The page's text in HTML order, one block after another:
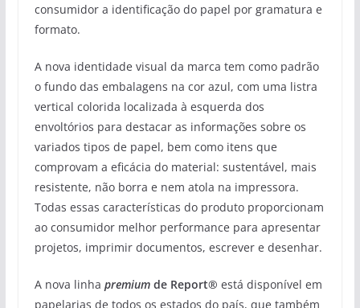
consumidor a identificação do papel por gramatura e
formato.
A nova identidade visual da marca tem como padrão
o fundo das embalagens na cor azul, com uma listra
vertical colorida localizada à esquerda dos
envoltórios para destacar as informações sobre os
variados tipos de papel, bem como itens que
comprovam a eficácia do material: sustentável, mais
resistente, não borra e nem atola na impressora.
Todas essas características do produto proporcionam
ao consumidor melhor performance para apresentar
projetos, imprimir documentos, escrever e desenhar.
A nova linha premiumde Report® está disponível em
papelarias de todos os estados do país, que também